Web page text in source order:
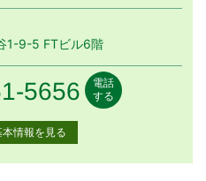
1-9-5 FTビル6階
5656
電話
する
情報を見る